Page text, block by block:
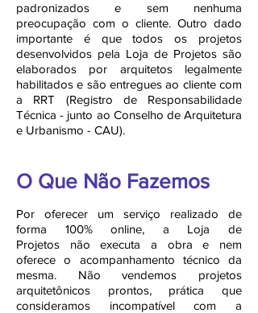
padronizados e sem nenhuma
preocupação com o cliente. Outro dado
importante é que todos os projetos
desenvolvidos pela Loja de Projetos são
elaborados por arquitetos legalmente
habilitados e são entregues ao cliente com
a RRT (Registro de Responsabilidade
Técnica - junto ao Conselho de Arquitetura
e Urbanismo - CAU).
O Que Não Fazemos
Por oferecer um serviço realizado de
forma 100% online, a Loja de
Projetos não executa a obra e nem
oferece o acompanhamento técnico da
mesma. Não vendemos projetos
arquitetônicos prontos, prática que
consideramos incompatível com a